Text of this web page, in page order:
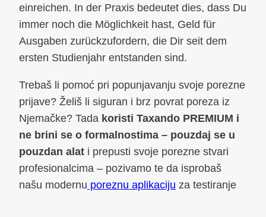
einreichen. In der Praxis bedeutet dies, dass Du
immer noch die Möglichkeit hast, Geld für
Ausgaben zurückzufordern, die Dir seit dem
ersten Studienjahr entstanden sind.
Trebaš li pomoć pri popunjavanju svoje porezne
prijave? Želiš li siguran i brz povrat poreza iz
Njemačke? Tada koristi Taxando PREMIUM i
ne brini se o formalnostima – pouzdaj se u
pouzdan alat i prepusti svoje porezne stvari
profesionalcima – pozivamo te da isprobaš
našu modernu poreznu aplikaciju za testiranje